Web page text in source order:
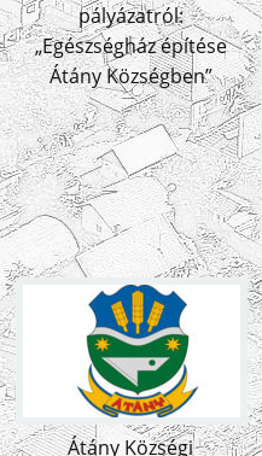
pályázatról:
„Egészségház építése
Átány Községben”
Átány Községi